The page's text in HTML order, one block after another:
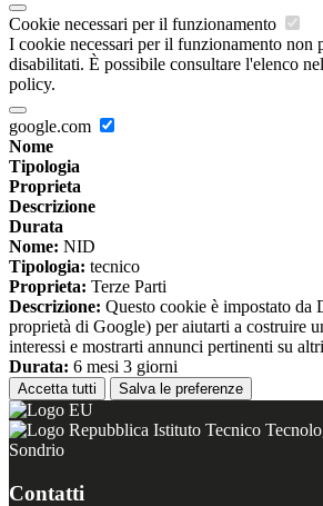
Cookie necessari per il funzionamento
I cookie necessari per il funzionamento non
disabilitati. È possibile consultare l'elenco
policy.
google.com
Nome
Tipologia
Proprieta
Descrizione
Durata
Nome: NID
Tipologia: tecnico
Proprieta: Terze Parti
Descrizione: Questo cookie è impostato da
proprietà di Google) per aiutarti a costruire
interessi e mostrarti annunci pertinenti su
Durata: 6 mesi 3 giorni
Accetta tutti Salva le preferenze
Istituto Tecnico
Sondrio
Contatti